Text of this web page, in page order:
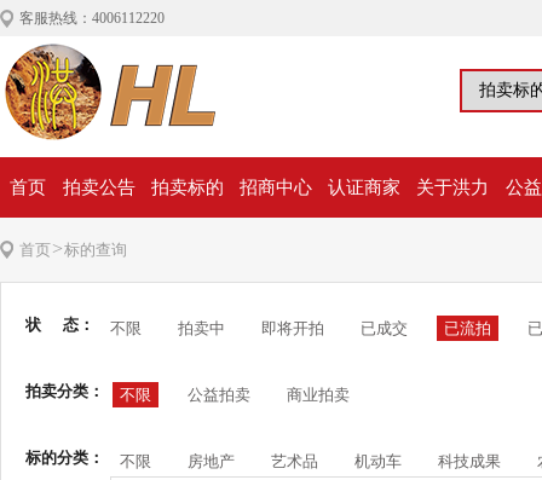
客服热线：4006112220
首页 拍卖公告 拍卖标的 招商中心 认证商家 关于洪力 公
首页>标的查询
状 态： 不限 拍卖中 即将开拍 已成交 已流拍
拍卖分类： 不限 公益拍卖 商业拍卖
标的分类： 不限 房地产 艺术品 机动车 科技成果